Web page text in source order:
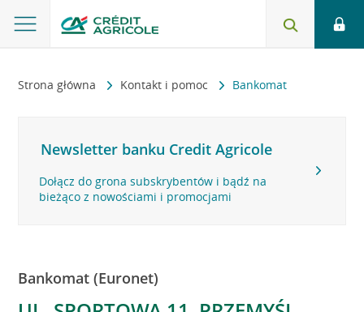
Strona główna Kontakt i pomoc Bankomat
Newsletter banku Credit Agricole
Dołącz do grona subskrybentów i bądź na
bieżąco z nowościami i promocjami
Bankomat (Euronet)